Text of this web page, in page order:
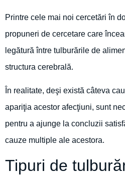
Printre cele mai noi cercetări în
propuneri de cercetare care
legătură între tulburările de
structura cerebrală.
În realitate, deşi există câteva
apariţia acestor afecţiuni, sunt
pentru a ajunge la concluzii
cauze multiple ale acestora.
Tipuri de